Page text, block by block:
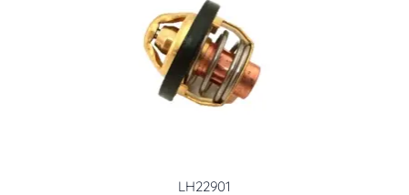
LH22901